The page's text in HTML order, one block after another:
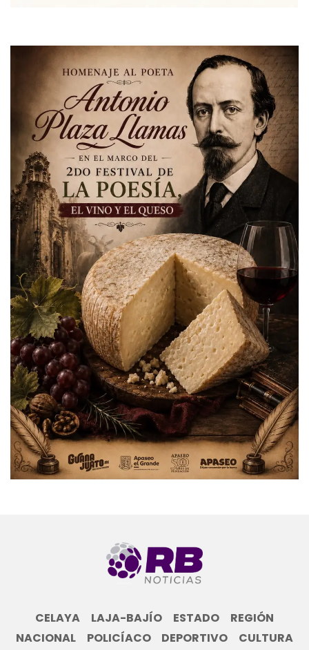
CELAYA LAJA-BAJÍO ESTADO
REGIÓN
NACIONAL
POLICÍACO DEPORTIVO
CULTURA